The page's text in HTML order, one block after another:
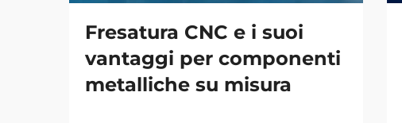
Fresatura CNC e i suoi
vantaggi per componenti
metalliche su misura